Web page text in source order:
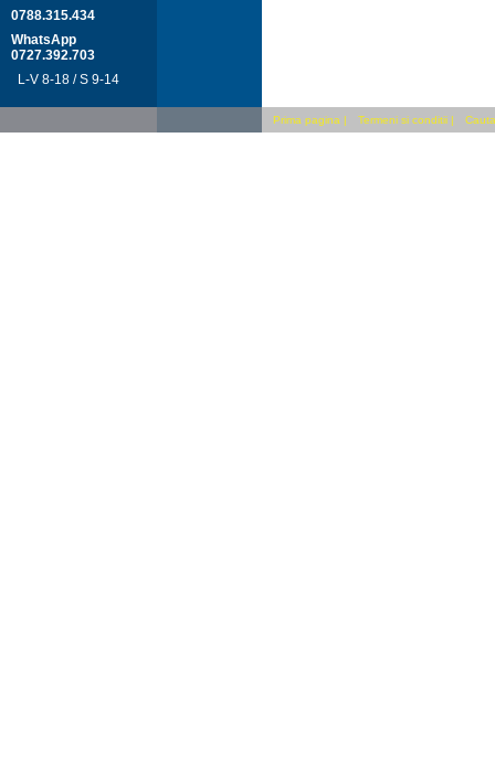
0788.315.434
WhatsApp
0727.392.703
L-V 8-18 / S 9-14
Prima pagina | Termeni si conditii |